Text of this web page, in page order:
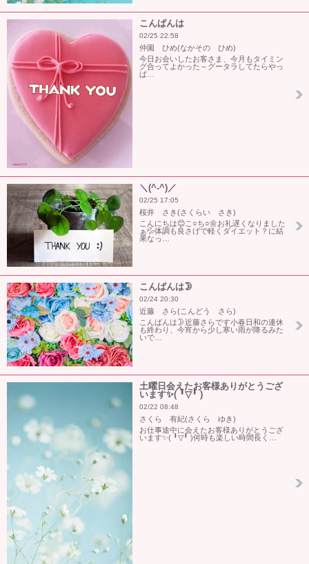
こんばんは
02/25 22:58
仲園 ひめ(なかその ひめ)
今日お会いしたお客さま、今月もタイミン
グ合ってよかった～グータラしてたらやっ
ぱ…
＼(^-^)／
02/25 17:05
桜井 さき(さくらい さき)
こんにちは😊こ○ち○🌼お礼遅くなりました
ぁ💦体調も良さげで軽くダイエット？に結
果なっ…
こんばんは🌛
02/24 20:30
近藤 さら(こんどう さら)
こんばんは🌛近藤さらです小春日和の連休
も終わり、今宵から少し寒い雨が降るみた
いで…
土曜日会えたお客様ありがとうござ
います✨(⁠ ⁠╹⁠▽⁠╹⁠ ⁠)
02/22 08:48
さくら 有紀(さくら ゆき)
お仕事途中に会えたお客様ありがとうござ
います✨(⁠ ⁠╹⁠▽⁠╹⁠ ⁠)何時も楽しい時間長く…